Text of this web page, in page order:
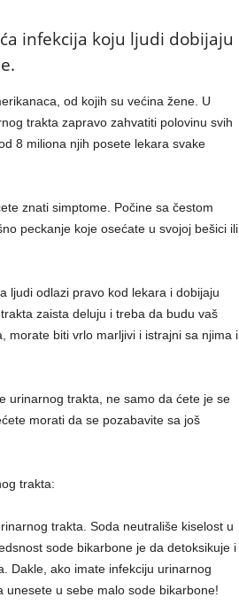
infekcija koju ljudi dobijaju
od kojih su većina žene. U
trakta zapravo zahvatiti polovinu svih
8 miliona njih posete lekara svake
znati simptome. Počine sa čestom
peckanje koje osećate u svojoj bešici ili
ljudi odlazi pravo kod lekara i dobijaju
zaista deluju i treba da budu vaš
morate biti vrlo marljivi i istrajni sa njima i
urinarnog trakta, ne samo da ćete je se
morati da se pozabavite sa još
trakta:
trakta. Soda neutrališe kiselost u
sode bikarbone je da detoksikuje i
Dakle, ako imate infekciju urinarnog
u sebe malo sode bikarbone!